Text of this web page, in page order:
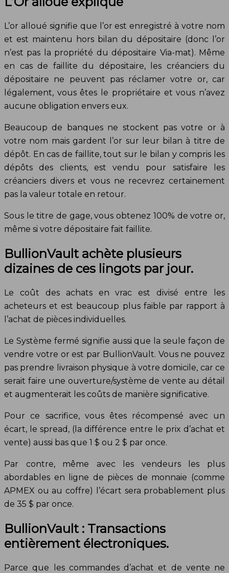
L’or alloué signifie que l’or est enregistré à votre nom
et est maintenu hors bilan du dépositaire (donc l’or
n’est pas la propriété du dépositaire Via-mat). Même
en cas de faillite du dépositaire, les créanciers du
dépositaire ne peuvent pas réclamer votre or, car
légalement, vous êtes le propriétaire et vous n’avez
aucune obligation envers eux.
Beaucoup de banques ne stockent pas votre or à
votre nom mais gardent l’or sur leur bilan à titre de
dépôt. En cas de faillite, tout sur le bilan y compris les
dépôts des clients, est vendu pour satisfaire les
créanciers divers et vous ne recevrez certainement
pas la valeur totale en retour.
Sous le titre de gage, vous obtenez 100% de votre or,
même si votre dépositaire fait faillite.
BullionVault achète plusieurs
dizaines de ces lingots par jour.
Le coût des achats en vrac est divisé entre les
acheteurs et est beaucoup plus faible par rapport à
l’achat de pièces individuelles.
Le Système fermé signifie aussi que la seule façon de
vendre votre or est par BullionVault. Vous ne pouvez
pas prendre livraison physique à votre domicile, car ce
serait faire une ouverture/système de vente au détail
et augmenterait les coûts de manière significative.
Pour ce sacrifice, vous êtes récompensé avec un
écart, le spread, (la différence entre le prix d’achat et
vente) aussi bas que 1 $ ou 2 $ par once.
Par contre, même avec les vendeurs les plus
abordables en ligne de pièces de monnaie (comme
APMEX ou au coffre) l’écart sera probablement plus
de 35 $ par once.
BullionVault : Transactions
entièrement électroniques.
Parce que les commandes d’achat et de vente ne